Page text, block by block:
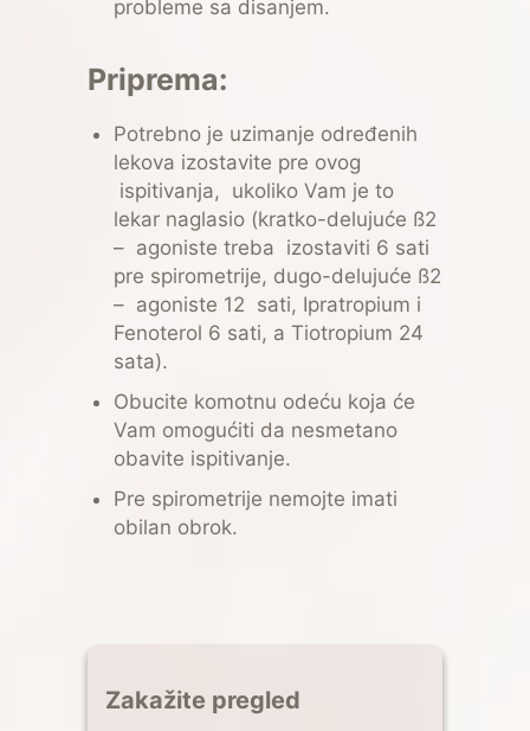
probleme sa disanjem.
Priprema:
Potrebno je uzimanje određenih
lekova izostavite pre ovog
ispitivanja, ukoliko Vam je to
lekar naglasio (kratko-delujuće ß2
– agoniste treba izostaviti 6 sati
pre spirometrije, dugo-delujuće ß2
– agoniste 12 sati, Ipratropium i
Fenoterol 6 sati, a Tiotropium 24
sata).
Obucite komotnu odeću koja će
Vam omogućiti da nesmetano
obavite ispitivanje.
Pre spirometrije nemojte imati
obilan obrok.
Zakažite pregled